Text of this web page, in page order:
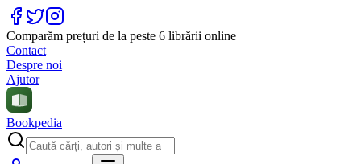
Comparăm prețuri de la peste 6 librării online
Contact
Despre noi
Ajutor
Bookpedia